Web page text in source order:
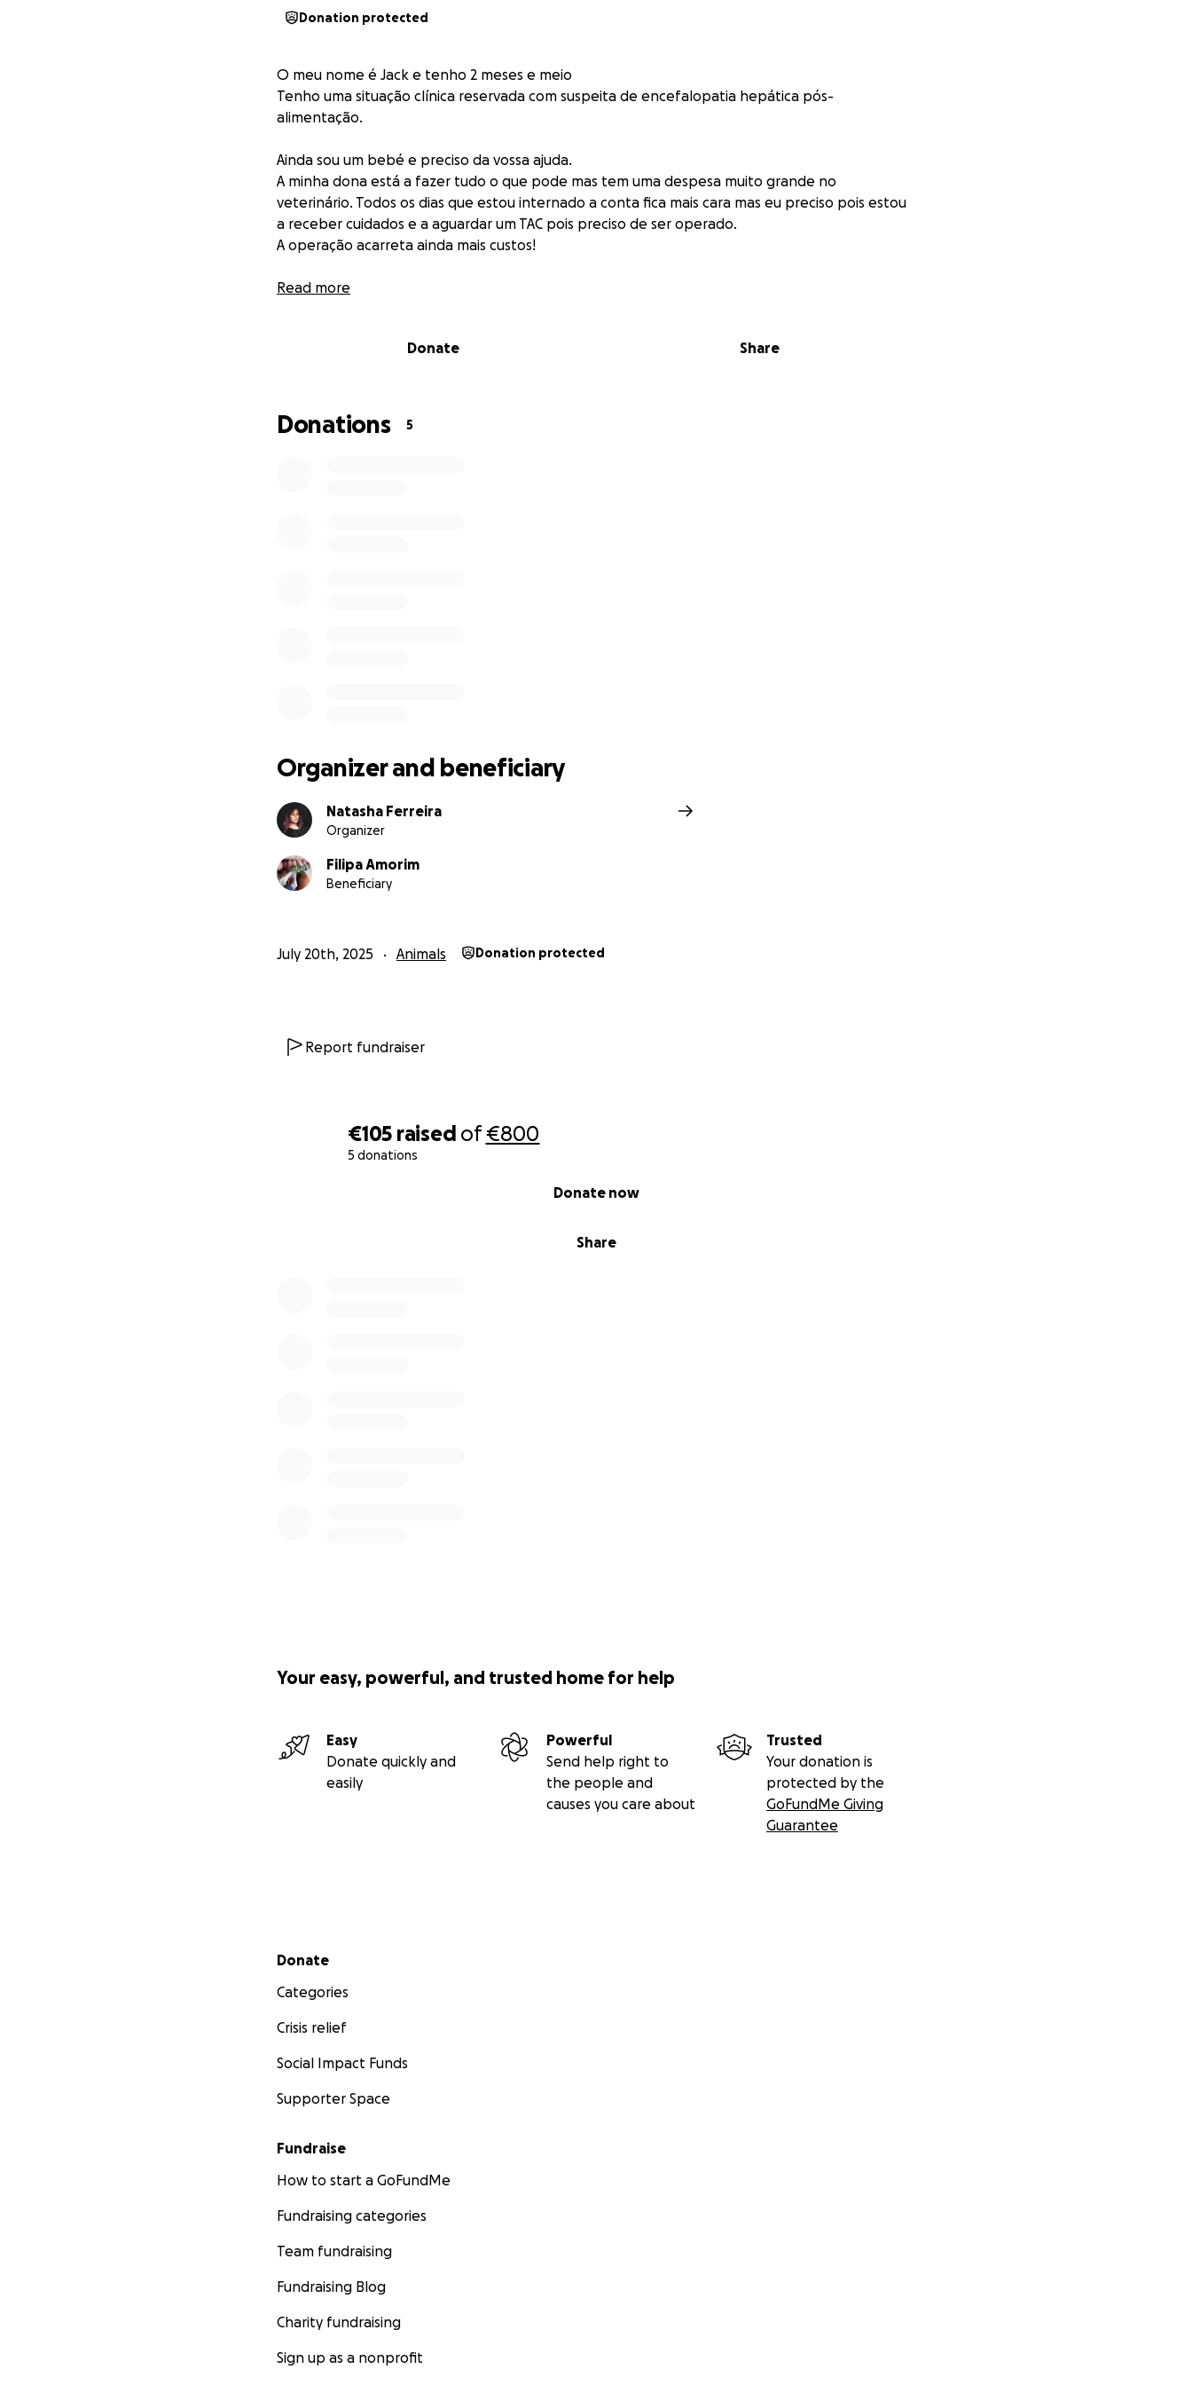
€105 raised of€800
5 donations
Share
Donate now
Donation protected
O meu nome é Jack e tenho 2 meses e meio
Tenho uma situação clínica reservada com suspeita de encefalopatia hepática pós-
alimentação.
Ainda sou um bebé e preciso da vossa ajuda.
A minha dona está a fazer tudo o que pode mas tem uma despesa muito grande no
veterinário. Todos os dias que estou internado a conta fica mais cara mas eu preciso pois estou
a receber cuidados e a aguardar um TAC pois preciso de ser operado.
A operação acarreta ainda mais custos!
Por favor ajudem nem que seja com 1€ ainda tenho muito tempo para viver ♥️
Read more
Donate Share
Donations 5
Organizer and beneficiary
Natasha Ferreira
Organizer
Filipa Amorim
Beneficiary
July 20th, 2025 Animals Donation protected
Report fundraiser
Your easy, powerful, and trusted home for help
Easy
Donate quickly and
easily
Powerful
Send help right to
the people and
causes you care about
Trusted
Your donation is
protected by the
GoFundMe Giving
Guarantee
Secondary menu
Donate
Categories
Crisis relief
Social Impact Funds
Supporter Space
Fundraise
How to start a GoFundMe
Fundraising categories
Team fundraising
Fundraising Blog
Charity fundraising
Sign up as a nonprofit